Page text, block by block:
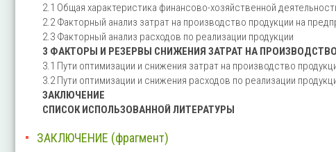
2.1 Общая характеристика финансово-хозяйственной
2.2 Факторный анализ затрат на производство продукции на
2.3 Факторный анализ расходов по реализации продукции
3 ФАКТОРЫ И РЕЗЕРВЫ СНИЖЕНИЯ ЗАТРАТ НА
3.1 Пути оптимизации и снижения затрат на производство
3.2 Пути оптимизации и снижения расходов по реализации
ЗАКЛЮЧЕНИЕ
СПИСОК ИСПОЛЬЗОВАННОЙ ЛИТЕРАТУРЫ
ЗАКЛЮЧЕНИЕ (фрагмент)